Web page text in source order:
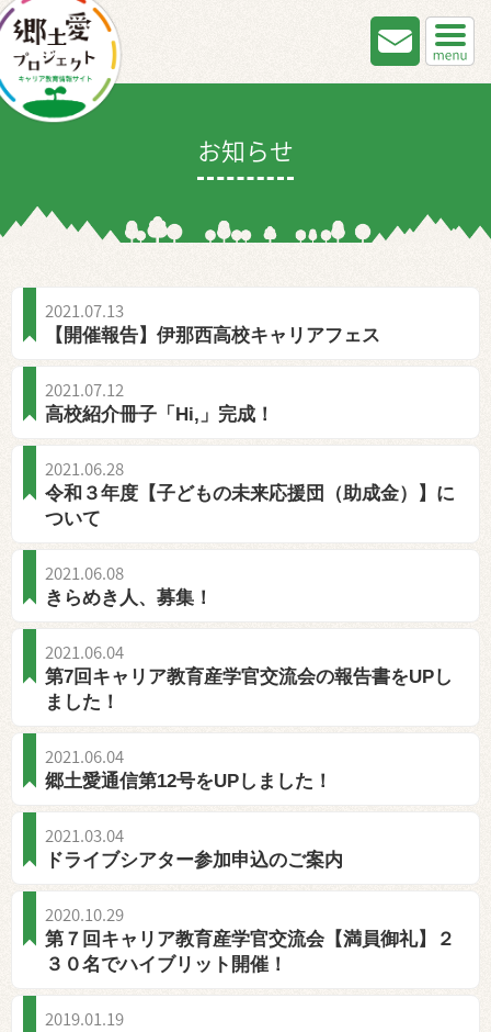
お知らせ
2021.07.13
【開催報告】伊那西高校キャリアフェス
2021.07.12
高校紹介冊子「Hi,」完成！
2021.06.28
令和３年度【子どもの未来応援団（助成金）】に
ついて
2021.06.08
きらめき人、募集！
2021.06.04
第7回キャリア教育産学官交流会の報告書をUPし
ました！
2021.06.04
郷土愛通信第12号をUPしました！
2021.03.04
ドライブシアター参加申込のご案内
2020.10.29
第７回キャリア教育産学官交流会【満員御礼】２
３０名でハイブリット開催！
2019.01.19